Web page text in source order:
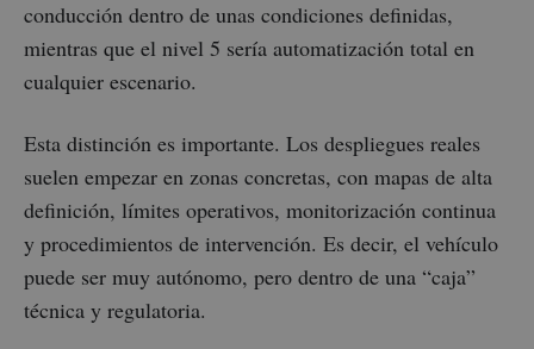
conducción dentro de unas condiciones definidas,
mientras que el nivel 5 sería automatización total en
cualquier escenario.
Esta distinción es importante. Los despliegues reales
suelen empezar en zonas concretas, con mapas de alta
definición, límites operativos, monitorización continua
y procedimientos de intervención. Es decir, el vehículo
puede ser muy autónomo, pero dentro de una “caja”
técnica y regulatoria.